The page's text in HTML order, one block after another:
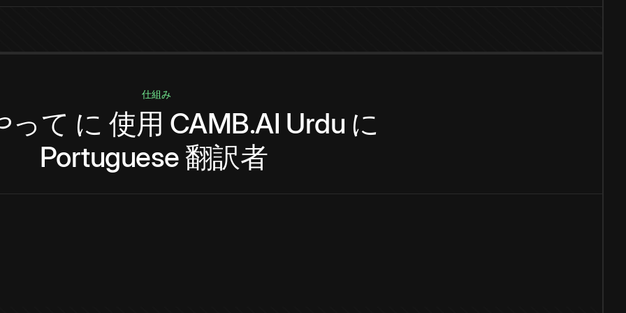
仕組み
って に 使用 CAMB.AI Urdu に
Portuguese 翻訳者